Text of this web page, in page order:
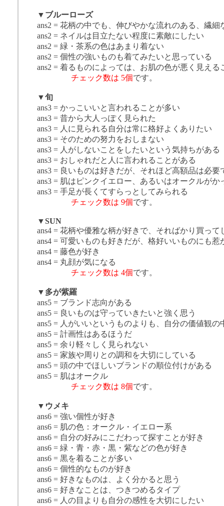
▼ ブルーローズ
ans2 = 花柄の中でも、伸びやかな流れのある、繊細
ans2 = ネイルは目立たない程度に素敵にしたい
ans2 = 緑・茶系の色はあまり着ない
ans2 = 個性の強いものも着てみたいと思っている
ans2 = 着るものによっては、お肌の色が悪く見える
チェック数は 5個です。
▼旬
ans3 = かっこいいと言われることが多い
ans3 = 昔から大人っぽく見られた
ans3 = 人に見られる自分は常に格好よくありたい
ans3 = そのための努力をおしまない
ans3 = 人がしないことをしたいという気持ちがある
ans3 = おしゃれだと人に言われることがある
ans3 = 良いものは好きだが、それほど高額品は必要
ans3 = 肌はピンクイエロー、あるいはオークルがか
ans3 = 手足が長くてすらっとしてみられる
チェック数は 9個です。
▼SUN
ans4 = 花柄や優雅な柄が好きで、そればかり買って
ans4 = 可愛いものも好きだが、格好いいものにも惹
ans4 = 藤色が好き
ans4 = 丸顔が気になる
チェック数は 4個です。
▼ 多が紫羅
ans5 = ブランド志向がある
ans5 = 良いものは守っていきたいと強く思う
ans5 = 人がいいというものよりも、自分の価値観
ans5 = 計画性はあるほうだ
ans5 = 余り軽々しく見られない
ans5 = 家族や周りとの調和を大切にしている
ans5 = 頭の中でほしいブランドの順位付けがある
ans5 = 肌はオークル
チェック数は 8個です。
▼ ウメキ
ans6 = 強い個性が好き
ans6 = 肌の色：オークル・イエロー系
ans6 = 自分の好みにこだわって探すことが好き
ans6 = 緑・青・赤・黒・紫などの色が好き
ans6 = 黒を着ることが多い
ans6 = 個性的なものが好き
ans6 = 好きなものは、よく分かると思う
ans6 = 好きなことは、つきつめるタイプ
ans6 = 人の目よりも自分の感性を大切にしたい